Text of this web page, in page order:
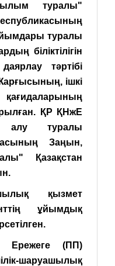
туралы"
туралы
біліктілігін
тәртібі
ішкі
ҚР ҚНжЕ
алу туралы
Заңын,
Қазақстан
қызмет
ұйымдық
Ережеге (ПП)
шаруашылық